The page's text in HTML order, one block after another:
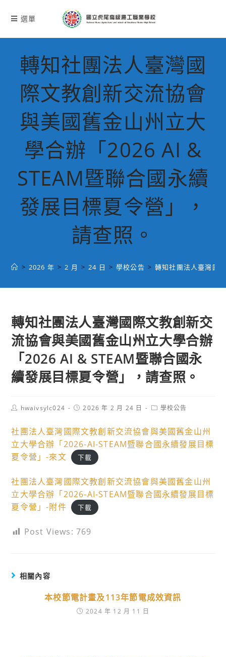
選單
轉知社團法人臺灣國
際文教創新交流協會
與美國舊金山州立大
學合辦「2026 AI &
STEAM暨聯合國永續
發展目標夏令營」，
請查照。
> 2026 年 > 2 月 > 24 日 > 學校公告 > 轉知社團法人臺灣國
轉知社團法人臺灣國際文教創新交
流協會與美國舊金山州立大學合辦
「2026 AI & STEAM暨聯合國永
續發展目標夏令營」，請查照。
Posthwaivsylc024
Post2026 年 2 月 24 日
Post學校公告
社團法人臺灣國際文教創新交流協會與美國舊金山州
立大學合辦「2026-AI-STEAM暨聯合國永續發展目標
夏令營」-來文
下載
社團法人臺灣國際文教創新交流協會與美國舊金山州
立大學合辦「2026-AI-STEAM暨聯合國永續發展目標
夏令營」-附件
下載
Post Views: 769
相關內容
本校節電計畫及113年節電成效資訊
2024 年 12 月 11 日